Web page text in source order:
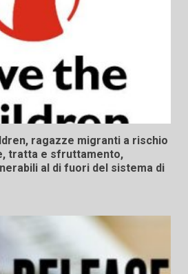
ragazze migranti a rischio
tratta e sfruttamento,
al di fuori del sistema di